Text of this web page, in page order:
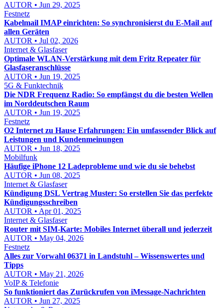
AUTOR • Jun 29, 2025
Festnetz
Kabelmail IMAP einrichten: So synchronisierst du E-Mail auf
allen Geräten
AUTOR • Jul 02, 2026
Internet & Glasfaser
Optimale WLAN-Verstärkung mit dem Fritz Repeater für
Glasfaseranschlüsse
AUTOR • Jun 19, 2025
5G & Funktechnik
Die NDR Frequenz Radio: So empfängst du die besten Wellen
im Norddeutschen Raum
AUTOR • Jun 19, 2025
Festnetz
O2 Internet zu Hause Erfahrungen: Ein umfassender Blick auf
Leistungen und Kundenmeinungen
AUTOR • Jun 18, 2025
Mobilfunk
Häufige iPhone 12 Ladeprobleme und wie du sie behebst
AUTOR • Jun 08, 2025
Internet & Glasfaser
Kündigung DSL Vertrag Muster: So erstellen Sie das perfekte
Kündigungsschreiben
AUTOR • Apr 01, 2025
Internet & Glasfaser
Router mit SIM-Karte: Mobiles Internet überall und jederzeit
AUTOR • May 04, 2026
Festnetz
Alles zur Vorwahl 06371 in Landstuhl – Wissenswertes und
Tipps
AUTOR • May 21, 2026
VoIP & Telefonie
So funktioniert das Zurückrufen von iMessage-Nachrichten
AUTOR • Jun 27, 2025